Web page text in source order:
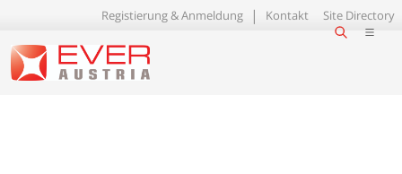
Registierung & Anmeldung Kontakt Site Directory